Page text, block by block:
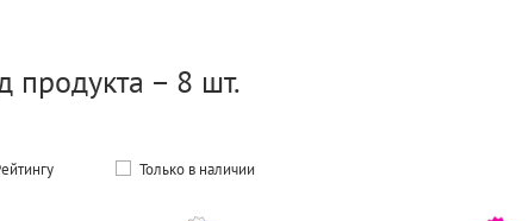
продукта – 8 шт.
Только в наличии